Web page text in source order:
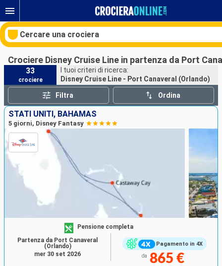
Cercare una crociera
Le nostre destinazioni
Mesi di partenza
Porti Compagnie
Crociere Disney Cruise Line in partenza da Port
33
crociere
I tuoi criteri di ricerca:
Disney Cruise Line - Port Canaveral (Orlando)
Filtra Ordina
STATI UNITI, BAHAMAS
5 giorni, Disney Fantasy
Pagamento in 4X
Pensione completa
da 865 €
Partenza da Port Canaveral
(Orlando)
mer 30 set 2026